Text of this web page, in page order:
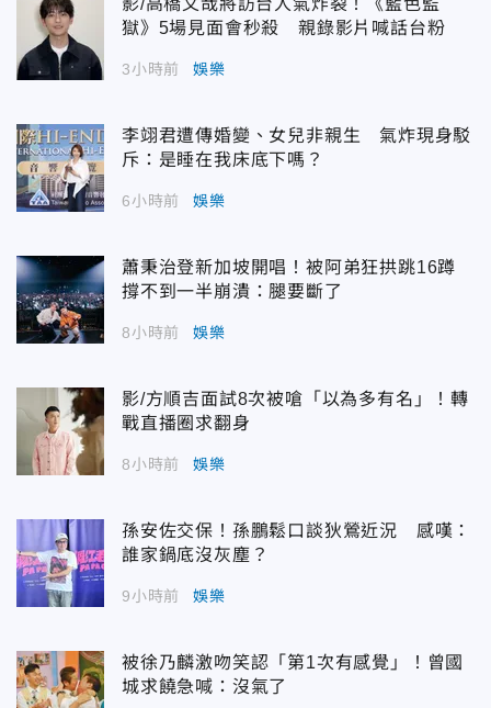
獄》5場見面會秒殺 親錄影片喊話台粉
3小時前 娛樂
李翊君遭傳婚變、女兒非親生 氣炸現身駁
斥：是睡在我床底下嗎？
6小時前 娛樂
蕭秉治登新加坡開唱！被阿弟狂拱跳16蹲
撐不到一半崩潰：腿要斷了
8小時前 娛樂
影/方順吉面試8次被嗆「以為多有名」！轉
戰直播圈求翻身
8小時前 娛樂
孫安佐交保！孫鵬鬆口談狄鶯近況 感嘆：
誰家鍋底沒灰塵？
9小時前 娛樂
被徐乃麟激吻笑認「第1次有感覺」！曾國
城求饒急喊：沒氣了